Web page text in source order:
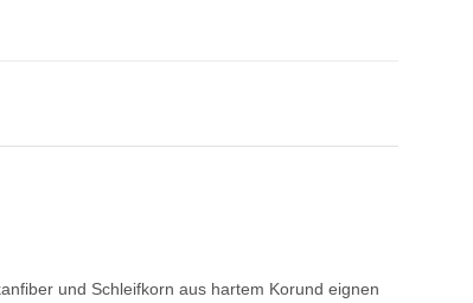
und Schleifkorn aus hartem Korund eignen